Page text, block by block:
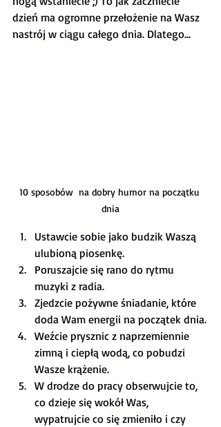
dzień ma ogromne przełożenie na Wasz
nastrój w ciągu całego dnia. Dlatego...
10 sposobów  na dobry humor na początku
dnia
Ustawcie sobie jako budzik Waszą
ulubioną piosenkę.
Poruszajcie się rano do rytmu
muzyki z radia.
Zjedzcie pożywne śniadanie, które
doda Wam energii na początek dnia.
Weźcie prysznic z naprzemiennie
zimną i ciepłą wodą, co pobudzi
Wasze krążenie.
W drodze do pracy obserwujcie to,
co dzieje się wokół Was,
wypatrujcie co się zmieniło i czy